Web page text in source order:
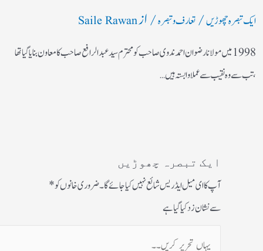
ایک تبصرہ چھوڑیں/تعارف و تبصرہ/ ازSaile Rawan
1998 میں مولانا رضوان احمد ندوی صاحب کو محترم سید عبدالرافع صاحب کا معاون بنایا گیا تھا
،تب سے وہ نقیب سے عملا وابستہ ہیں…
ایک تبصرہ چھوڑیں
آپ کا ای میل ایڈریس شائع نہیں کیا جائے گا۔ضروری خانوں کو*
سے نشان زد کیا گیا ہے